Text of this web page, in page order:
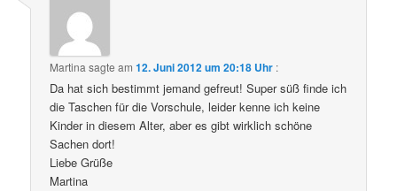
Martinasagte am12. Juni 2012 um 20:18 Uhr :
Da hat sich bestimmt jemand gefreut! Super süß finde ich
die Taschen für die Vorschule, leider kenne ich keine
Kinder in diesem Alter, aber es gibt wirklich schöne
Sachen dort!
Liebe Grüße
Martina